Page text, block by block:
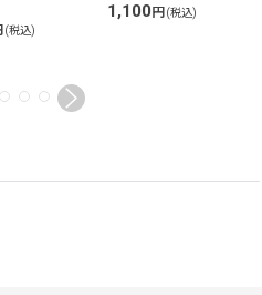
(税込)
1,100円 (税込)